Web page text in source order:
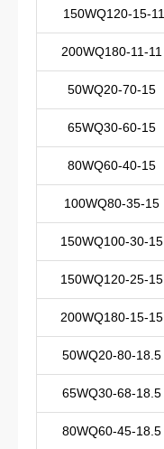
150WQ120-15-11
200WQ180-11-11
50WQ20-70-15
65WQ30-60-15
80WQ60-40-15
100WQ80-35-15
150WQ100-30-15
150WQ120-25-15
200WQ180-15-15
50WQ20-80-18.5
65WQ30-68-18.5
80WQ60-45-18.5